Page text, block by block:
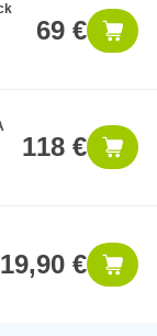
69 €
118 €
19,90 €